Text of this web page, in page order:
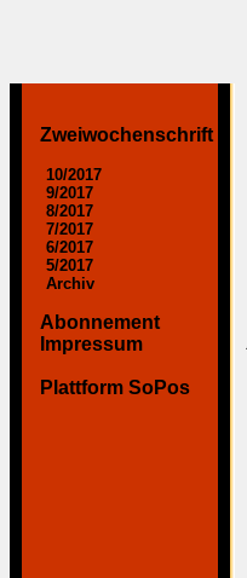
Zweiwochenschrift
10/2017
9/2017
8/2017
7/2017
6/2017
5/2017
Archiv
Abonnement
Impressum
Plattform SoPos